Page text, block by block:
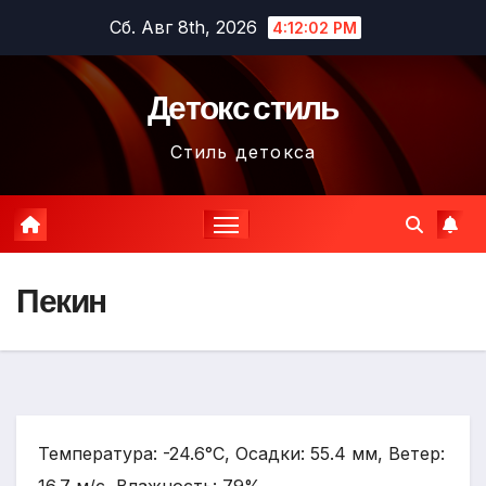
содержимому
Сб. Авг 8th, 2026 4:12:03 PM
Детокс стиль
Стиль детокса
Пекин
Температура: -24.6°C, Осадки: 55.4 мм, Ветер: